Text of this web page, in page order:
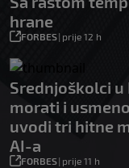
hrane
FORBES| prije 12 h
Srednjoškolci u
morati i
uvodi tri hitne
AI-a
FORBES| prije 11 h